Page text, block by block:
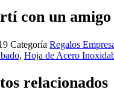
con un amigo
Categoría Regalos
, Hoja de Acero
relacionados